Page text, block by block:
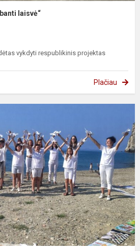
laisvė“
vykdyti respublikinis projektas
Plačiau